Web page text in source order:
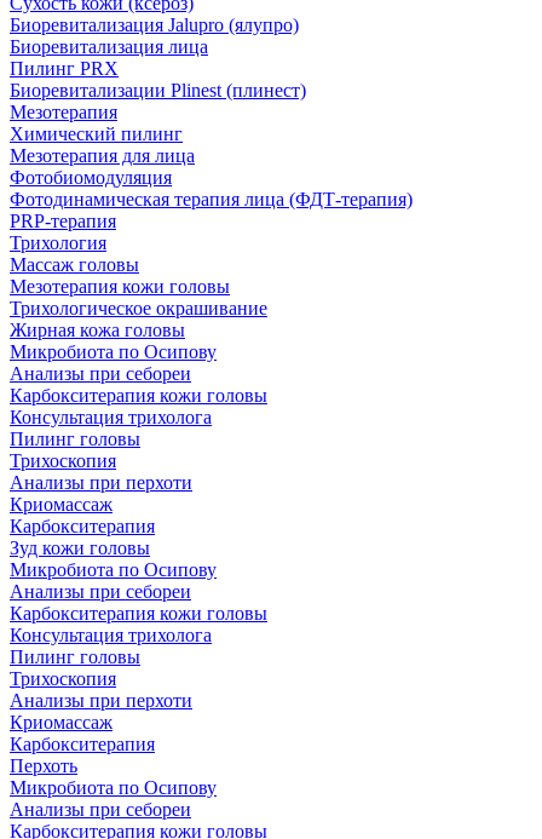
Биоревитализация Jalupro (ялупро)
Биоревитализация лица
Пилинг PRX
Биоревитализации Plinest (плинест)
Мезотерапия
Химический пилинг
Мезотерапия для лица
Фотобиомодуляция
Фотодинамическая терапия лица (ФДТ-терапия)
PRP-терапия
Трихология
Массаж головы
Мезотерапия кожи головы
Трихологическое окрашивание
Жирная кожа головы
Микробиота по Осипову
Анализы при себореи
Карбокситерапия кожи головы
Консультация трихолога
Пилинг головы
Трихоскопия
Анализы при перхоти
Криомассаж
Карбокситерапия
Зуд кожи головы
Микробиота по Осипову
Анализы при себореи
Карбокситерапия кожи головы
Консультация трихолога
Пилинг головы
Трихоскопия
Анализы при перхоти
Криомассаж
Карбокситерапия
Перхоть
Микробиота по Осипову
Анализы при себореи
Карбокситерапия кожи головы